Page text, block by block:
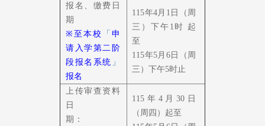
报名、缴费日
期
※至本校 「 申
请入学第二阶
段报名系统 」
报名
115年4月1日（周
三）下午1 时 起
至
115年5月6日（周
三）下午5时止
上传审查资料
日
期：
115年4月30日
（周四）起至